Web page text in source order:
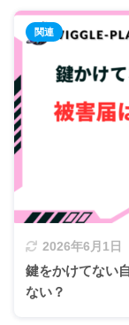
2026年6月1日
鍵をかけてない
ない？